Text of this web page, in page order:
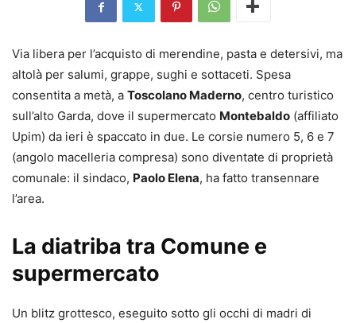
Via libera per l’acquisto di merendine, pasta e detersivi, ma
altolà per salumi, grappe, sughi e sottaceti. Spesa
consentita a metà, a Toscolano Maderno, centro turistico
sull’alto Garda, dove il supermercato Montebaldo (affiliato
Upim) da ieri è spaccato in due. Le corsie numero 5, 6 e 7
(angolo macelleria compresa) sono diventate di proprietà
comunale: il sindaco, Paolo Elena, ha fatto transennare
l’area.
La diatriba tra Comune e
supermercato
Un blitz grottesco, eseguito sotto gli occhi di madri di